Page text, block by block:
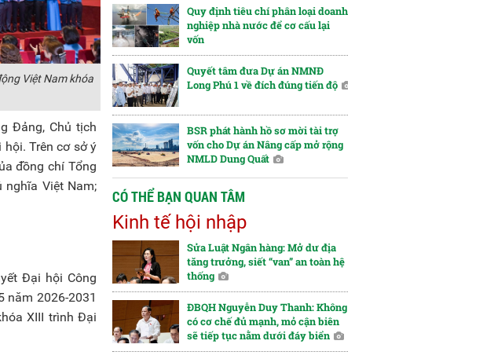
Việt Nam khóa
Đảng, Chủ tịch
Trên cơ sở ý
đồng chí Tổng
Việt Nam;
Đại hội Công
năm 2026-2031
XIII trình Đại
Quy định tiêu chí phân loại doanh
nghiệp nhà nước để cơ cấu lại
vốn
Quyết tâm đưa Dự án NMNĐ
Long Phú 1 về đích đúng tiến độ
BSR phát hành hồ sơ mời tài trợ
vốn cho Dự án Nâng cấp mở rộng
NMLD Dung Quất
CÓ THỂ BẠN QUAN TÂM
Kinh tế hội nhập
Sửa Luật Ngân hàng: Mở dư địa
tăng trưởng, siết “van” an toàn hệ
thống
ĐBQH Nguyễn Duy Thanh: Không
có cơ chế đủ mạnh, mỏ cận biên
sẽ tiếp tục nằm dưới đáy biển